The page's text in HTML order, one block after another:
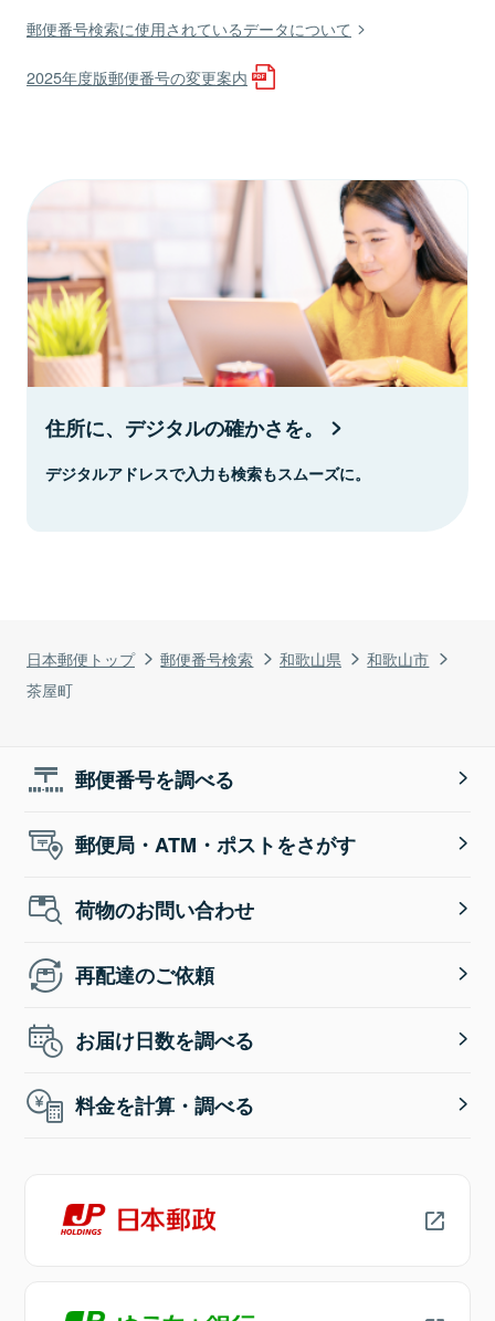
日本郵便トップ 郵便番号検索 和歌山県
和歌山市
茶屋町
郵便番号検索に使用されているデータについて
2025年度版郵便番号の変更案内
住所に、デジタルの確かさを。
デジタルアドレスで入力も検索もスムーズに。
郵便番号を調べる
郵便局・ATM・ポストをさがす
荷物のお問い合わせ
再配達のご依頼
お届け日数を調べる
料金を計算・調べる